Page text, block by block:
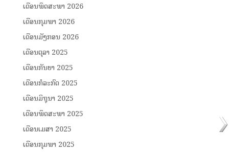
ເດືອນພຶດສະພາ 2026
ເດືອນກຸມພາ 2026
ເດືອນມັງກອນ 2026
ເດືອນຕຸລາ 2025
ເດືອນກັນຍາ 2025
ເດືອນກໍລະກົດ 2025
ເດືອນມິຖຸນາ 2025
ເດືອນພຶດສະພາ 2025
ເດືອນເມສາ 2025
ເດືອນກຸມພາ 2025